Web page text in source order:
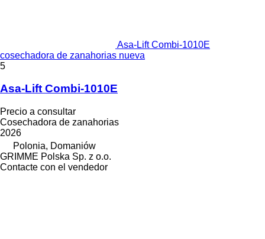
Asa-Lift Combi-1010E
cosechadora de zanahorias nueva
5
Asa-Lift Combi-1010E
Precio a consultar
Cosechadora de zanahorias
2026
Polonia, Domaniów
GRIMME Polska Sp. z o.o.
Contacte con el vendedor